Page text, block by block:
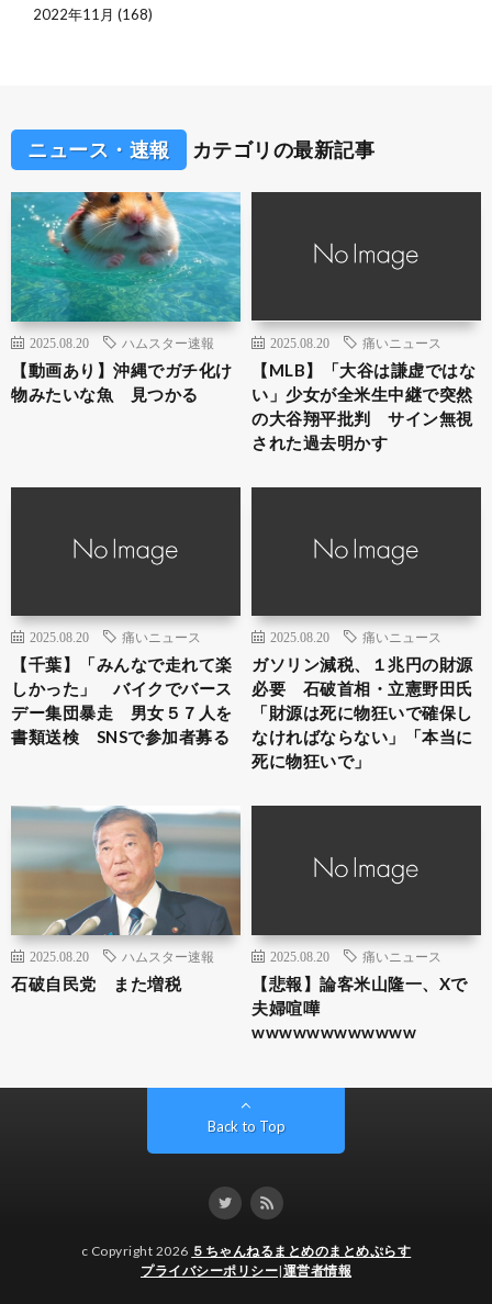
2022年11月 (168)
ニュース・速報 カテゴリの最新記事
2025.08.20 ハムスター速報
【動画あり】沖縄でガチ化け
物みたいな魚 見つかる
2025.08.20 痛いニュース
【MLB】「大谷は謙虚ではな
い」少女が全米生中継で突然
の大谷翔平批判 サイン無視
された過去明かす
2025.08.20 痛いニュース
【千葉】「みんなで走れて楽
しかった」 バイクでバース
デー集団暴走 男女５７人を
書類送検 SNSで参加者募る
2025.08.20 痛いニュース
ガソリン減税、１兆円の財源
必要 石破首相・立憲野田氏
「財源は死に物狂いで確保し
なければならない」「本当に
死に物狂いで」
2025.08.20 ハムスター速報
石破自民党 また増税
2025.08.20 痛いニュース
【悲報】論客米山隆一、Xで
夫婦喧嘩
wwwwwwwwwwww
Back to Top
c Copyright 2026 ５ちゃんねるまとめのまとめぷらす
プライバシーポリシー|運営者情報